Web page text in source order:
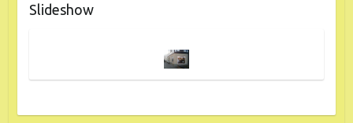
Slideshow